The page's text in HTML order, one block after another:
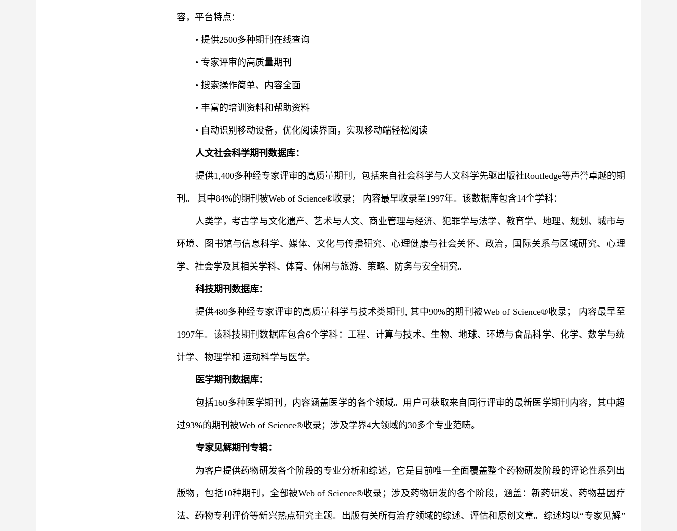
容，平台特点：
• 提供2500多种期刊在线查询
• 专家评审的高质量期刊
• 搜索操作简单、内容全面
• 丰富的培训资料和帮助资料
• 自动识别移动设备，优化阅读界面，实现移动端轻松阅读
人文社会科学期刊数据库：
提供1,400多种经专家评审的高质量期刊，包括来自社会科学与人文科学先驱出版社Routledge等声誉卓越的期
刊。 其中84%的期刊被Web of Science®收录； 内容最早收录至1997年。该数据库包含14个学科：
人类学，考古学与文化遗产、艺术与人文、商业管理与经济、犯罪学与法学、教育学、地理、规划、城市与
环境、图书馆与信息科学、媒体、文化与传播研究、心理健康与社会关怀、政治，国际关系与区域研究、心理
学、社会学及其相关学科、体育、休闲与旅游、策略、防务与安全研究。
科技期刊数据库：
提供480多种经专家评审的高质量科学与技术类期刊, 其中90%的期刊被Web of Science®收录； 内容最早至
1997年。该科技期刊数据库包含6个学科：工程、计算与技术、生物、地球、环境与食品科学、化学、数学与统
计学、物理学和 运动科学与医学。
医学期刊数据库：
包括160多种医学期刊，内容涵盖医学的各个领域。用户可获取来自同行评审的最新医学期刊内容，其中超
过93%的期刊被Web of Science®收录；涉及学界4大领域的30多个专业范畴。
专家见解期刊专辑：
为客户提供药物研发各个阶段的专业分析和综述，它是目前唯一全面覆盖整个药物研发阶段的评论性系列出
版物，包括10种期刊，全部被Web of Science®收录；涉及药物研发的各个阶段，涵盖：新药研发、药物基因疗
法、药物专利评价等新兴热点研究主题。出版有关所有治疗领域的综述、评估和原创文章。综述均以“专家见解”